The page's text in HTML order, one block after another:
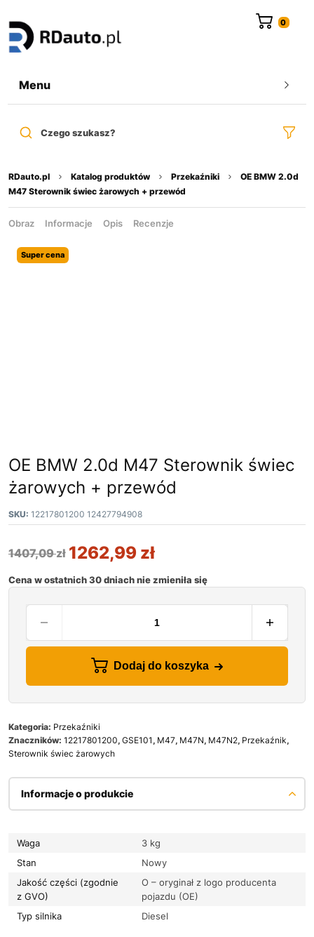
Menu
Czego szukasz?
RDauto.pl Katalog produktów Przekaźniki
OE BMW 2.0d
M47 Sterownik świec żarowych + przewód
Obraz Informacje Opis Recenzje
Super cena
OE BMW 2.0d M47 Sterownik świec
żarowych + przewód
SKU: 12217801200 12427794908
1407,09zł 1262,99 zł
Cena w ostatnich 30 dniach nie zmieniła się
Dodaj do koszyka
Kategoria: Przekaźniki
Znaczników: 12217801200, GSE101 , M47, M47N, M47N2, Przekaźnik,
Sterownik świec żarowych
Informacje o produkcie
Waga
3 kg
Stan
Nowy
Jakość części (zgodnie
z GVO)
O – oryginał z logo producenta
pojazdu (OE)
Typ silnika
Diesel